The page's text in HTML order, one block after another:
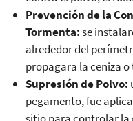
Prevención de la
Tormenta:se
alrededor del
propagara la ceniza
Supresión de Polvo:
pegamento, fue